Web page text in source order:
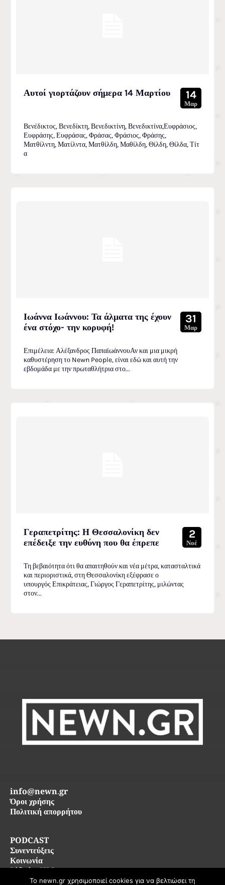
Αυτοί γιορτάζουν σήμερα 14 Μαρτίου 14
Μαρ
Βενέδικτος, Βενεδίκτη, Βενεδικτίνη, Βενεδικτίνα,Ευφράσιος,
Ευφράσης, Ευφράσας, Φράσας, Φράσιος, Φράσης,
Ματθίλντη, Ματίλντα, Ματθίλδη, Μαθίλδη, Θίλδη, Θίλδα, Τίτ
α
Ιωάννα Ιωάννου: Τα άλματα της έχουν
ένα στόχο- την κορυφή!
31
Μαρ
Επιμέλεια: Αλέξανδρος ΠαπαϊωάννουΑν και μια μικρή
καθυστέρηση το Newn People, είναι εδώ και αυτή την
εβδομάδα με την πρωταθλήτρια στο...
Γεραπετρίτης: Η Θεσσαλονίκη δεν
επέδειξε την ευθύνη που θα έπρεπε
2
Νοέ
Τη βεβαιότητα ότι θα απαιτηθούν και νέα μέτρα, κατασταλτικά
και περιοριστικά, στη Θεσσαλονίκη εξέφρασε ο
υπουργός Επικράτειας, Γιώργος Γεραπετρίτης, μιλώντας
στον...
PODCAST
Συνεντεύξεις
Κοινωνία
Life in SKG
info@newn.gr
Όροι χρήσης
Πολιτική απορρήτου
Το newn.gr χρησιμοποιεί cookies για να βελτιώσει τη